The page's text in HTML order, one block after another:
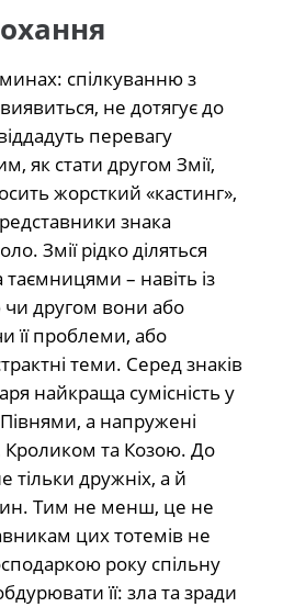
спілкуванню з
не дотягує до
перевагу
як стати другом Змії,
жорсткий «кастинг»,
знака
Змії рідко діляться
– навіть із
другом вони або
її проблеми, або
теми. Серед знаків
найкраща сумісність у
а напружені
Кроликом та Козою. До
тільки дружніх, а й
Тим не менш, це не
цих тотемів не
року спільну
її: зла та зради